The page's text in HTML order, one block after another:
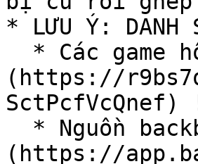
* LƯU Ý: DANH
(https://
SctPcfVcQnef)
(https://